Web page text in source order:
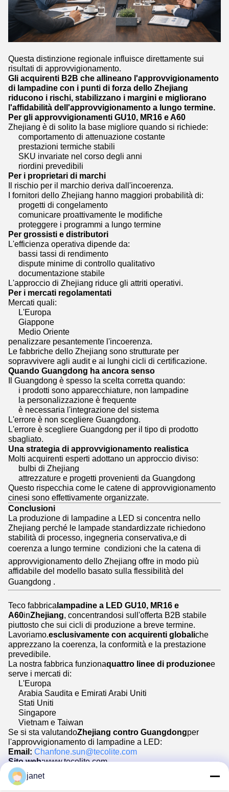
Questa distinzione regionale influisce direttamente sui
risultati di approvvigionamento.
Gli acquirenti B2B che allineano l'approvvigionamento
di lampadine con i punti di forza dello Zhejiang
riducono i rischi, stabilizzano i margini e migliorano
l'affidabilità dell'approvvigionamento a lungo termine.
Per gli approvvigionamenti GU10, MR16 e A60
Zhejiang è di solito la base migliore quando si richiede:
comportamento di attenuazione costante
prestazioni termiche stabili
SKU invariate nel corso degli anni
riordini prevedibili
Per i proprietari di marchi
Il rischio per il marchio deriva dall'incoerenza.
I fornitori dello Zhejiang hanno maggiori probabilità di:
progetti di congelamento
comunicare proattivamente le modifiche
proteggere i programmi a lungo termine
Per grossisti e distributori
L'efficienza operativa dipende da:
bassi tassi di rendimento
dispute minime di controllo qualitativo
documentazione stabile
L'approccio di Zhejiang riduce gli attriti operativi.
Per i mercati regolamentati
Mercati quali:
L'Europa
Giappone
Medio Oriente
penalizzare pesantemente l'incoerenza.
Le fabbriche dello Zhejiang sono strutturate per
sopravvivere agli audit e ai lunghi cicli di certificazione.
Quando Guangdong ha ancora senso
Il Guangdong è spesso la scelta corretta quando:
i prodotti sono apparecchiature, non lampadine
la personalizzazione è frequente
è necessaria l'integrazione del sistema
L'errore è non scegliere Guangdong.
L'errore è scegliere Guangdong per il tipo di prodotto
sbagliato.
Una strategia di approvvigionamento realistica
Molti acquirenti esperti adottano un approccio diviso:
bulbi di Zhejiang
attrezzature e progetti provenienti da Guangdong
Questo rispecchia come le catene di approvvigionamento
cinesi sono effettivamente organizzate.
Conclusioni
La produzione di lampadine a LED si concentra nello
Zhejiang perché le lampade standardizzate richiedono
stabilità di processo, ingegneria conservativa,e di
coerenza a lungo termine  condizioni che la catena di
approvvigionamento dello Zhejiang offre in modo più
affidabile del modello basato sulla flessibilità del
Guangdong .
Teco fabbricalampadine a LED GU10, MR16 e
A60inZhejiang, concentrandosi sull'offerta B2B stabile
piuttosto che sui cicli di produzione a breve termine.
Lavoriamo.esclusivamente con acquirenti globaliche
apprezzano la coerenza, la conformità e la prestazione
prevedibile.
La nostra fabbrica funzionaquattro linee di produzionee
serve i mercati di:
L'Europa
Arabia Saudita e Emirati Arabi Uniti
Stati Uniti
Singapore
Vietnam e Taiwan
Se si sta valutandoZhejiang contro Guangdongper
l'approvvigionamento di lampadine a LED:
Email: Chanfone.sun@tecolite.com
Sito web:www.tecolite.com
Descrivere il tipo di prodotto e il mercato di riferimento.
Aiutiamo gli acquirenti a scegliere la catena di
janet